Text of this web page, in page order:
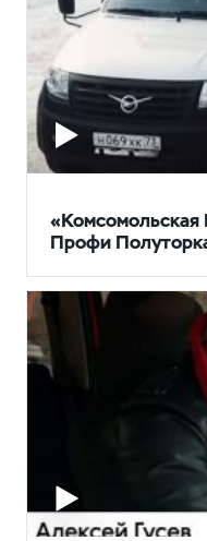
«Комсомольская
Профи